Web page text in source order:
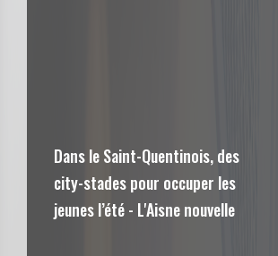
Dans le Saint-Quentinois, des
city-stades pour occuper les
jeunes l’été - L'Aisne nouvelle